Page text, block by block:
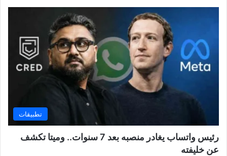
تطبيقات
رئيس واتساب يغادر منصبه بعد 7 سنوات.. وميتا تكشف
عن خليفته